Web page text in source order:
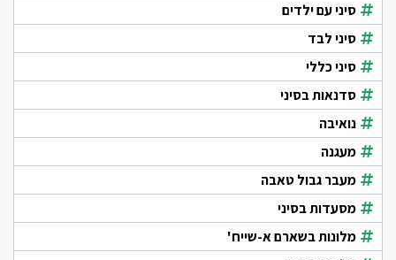
סיני עם ילדים
סיני לבד
סיני כללי
סדנאות בסיני
נואיבה
מעגנה
מעבר גבול טאבה
מסעדות בסיני
מלונות בשארם א-שייח'